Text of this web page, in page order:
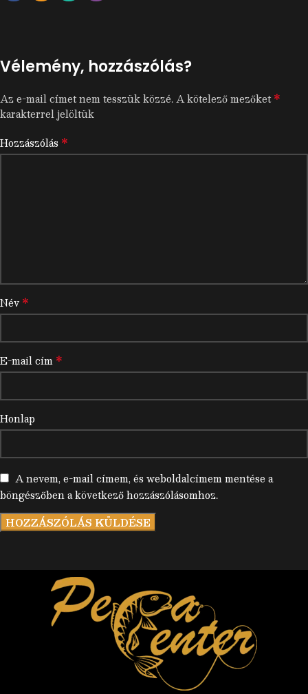
Vélemény, hozzászólás?
Az e-mail címet nem tesszük közzé.A kötelező mezőket*
karakterrel jelöltük
Hozzászólás *
Név *
E-mail cím *
Honlap
A nevem, e-mail címem, és weboldalcímem mentése a
böngészőben a következő hozzászólásomhoz.